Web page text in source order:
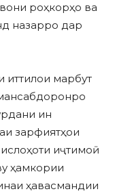
роҳкорҳо ва
назарро дар
иттилои марбут
ин
зарфиятҳои
иҷтимоӣ
ҳамкории
ҳавасмандии